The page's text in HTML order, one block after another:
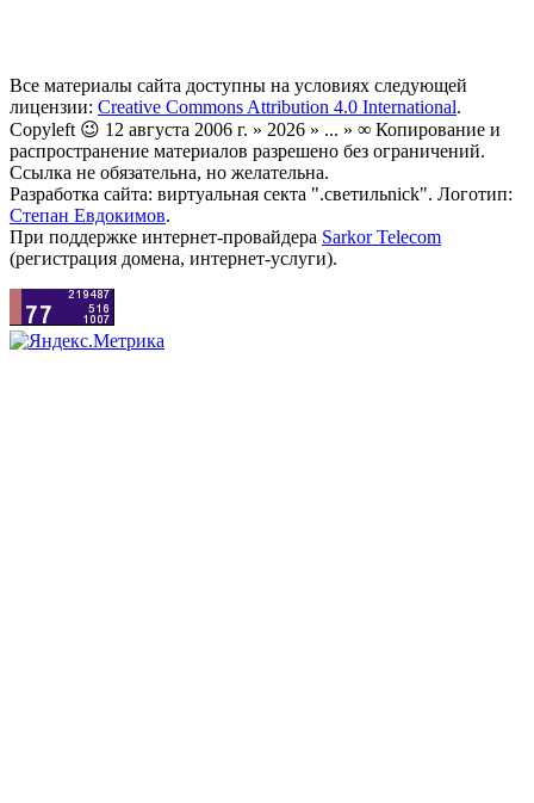
Все материалы сайта доступны на условиях следующей
лицензии: Creative Commons Attribution 4.0 International.
Copyleft 😉 12 августа 2006 г. » 2026 » ... » ∞ Копирование и
распространение материалов разрешено без ограничений.
Ссылка не обязательна, но желательна.
Разработка сайта: виртуальная секта ".светильnick". Логотип:
Степан Евдокимов.
При поддержке интернет-провайдера Sarkor Telecom
(регистрация домена, интернет-услуги).